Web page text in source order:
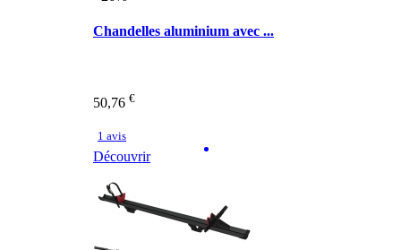
Chandelles aluminium avec ...
50,76 €
1 avis
Découvrir